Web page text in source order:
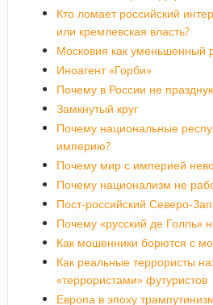
Кто ломает российский
или кремлевская власть?
Московия как уменьшенный
Иноагент «Горби»
Почему в России не
Замкнутый круг
Почему национальные
империю?
Почему мир с империей
Почему национализм не
Пост-российский Северо-
Почему «русский де Голль»
Как мошенники борются с
Как реальные террористы
«террористами» футуристов
Европа в эпоху